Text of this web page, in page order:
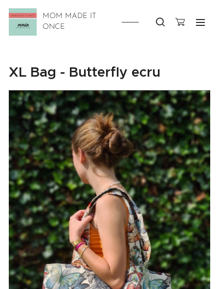
MOM MADE IT
ONCE
XL Bag - Butterfly ecru